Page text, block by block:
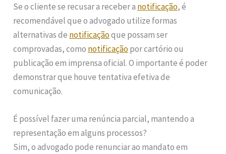
Se o cliente se recusar a receber a notificação, é
recomendável que o advogado utilize formas
alternativas de notificaçãoque possam ser
comprovadas, como notificaçãopor cartório ou
publicação em imprensa oficial. O importante é poder
demonstrar que houve tentativa efetiva de
comunicação.
É possível fazer uma renúncia parcial, mantendo a
representação em alguns processos?
Sim, o advogado pode renunciar ao mandato em